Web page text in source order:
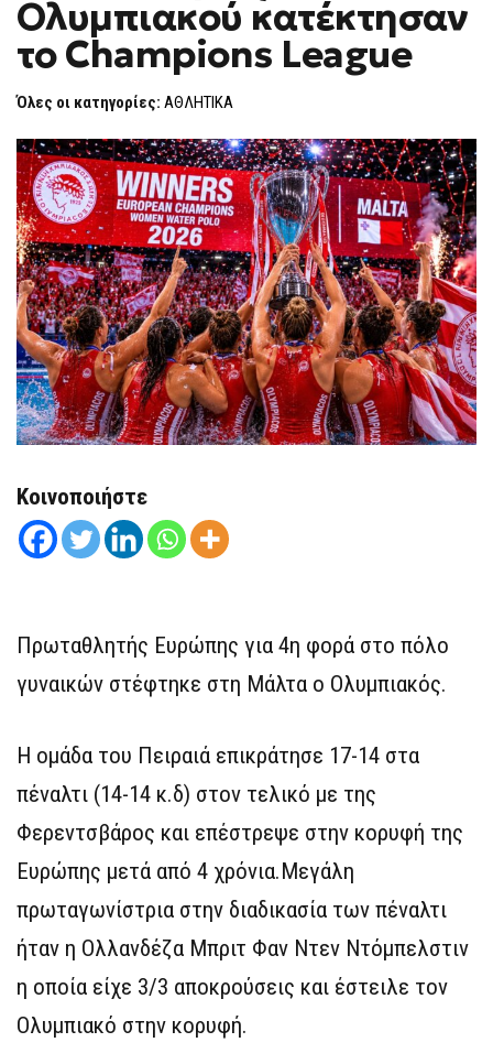
ΟΛΥΜΠΙΑΚΟΎ
ΚΑΤΈΚΤΗΣΑΝ
ΤΟ
CHAMPIONS
Ολυμπιακού κατέκτησαν
το Champions League
Όλες οι κατηγορίες: ΑΘΛΗΤΙΚΑ
Κοινοποιήστε
Πρωταθλητής Ευρώπης για 4η φορά στο πόλο
γυναικών στέφτηκε στη Μάλτα ο Ολυμπιακός.
Η ομάδα του Πειραιά επικράτησε 17-14 στα
πέναλτι (14-14 κ.δ) στον τελικό με της
Φερεντσβάρος και επέστρεψε στην κορυφή της
Ευρώπης μετά από 4 χρόνια.Μεγάλη
πρωταγωνίστρια στην διαδικασία των πέναλτι
ήταν η Ολλανδέζα Μπριτ Φαν Ντεν Ντόμπελστιν
η οποία είχε 3/3 αποκρούσεις και έστειλε τον
Ολυμπιακό στην κορυφή.